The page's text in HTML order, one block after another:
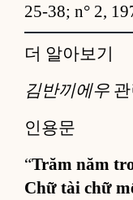
25-38; n° 2,
더 알아보기
김반끼에우
인용문
“Trăm năm
Chữ tài chữ